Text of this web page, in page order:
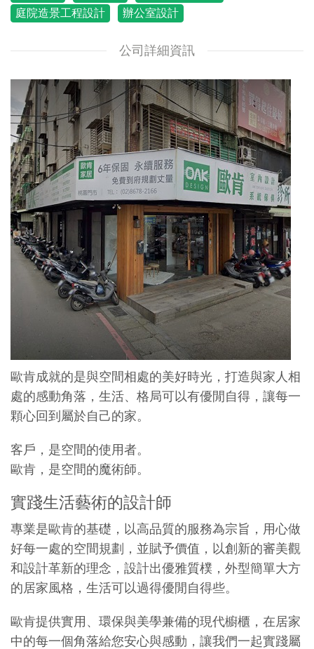
庭院造景工程設計
辦公室設計
公司詳細資訊
歐肯成就的是與空間相處的美好時光，打造與家人相
處的感動角落，生活、格局可以有優閒自得，讓每一
顆心回到屬於自己的家。
客戶，是空間的使用者。
歐肯，是空間的魔術師。
實踐生活藝術的設計師
專業是歐肯的基礎，以高品質的服務為宗旨，用心做
好每一處的空間規劃，並賦予價值，以創新的審美觀
和設計革新的理念，設計出優雅質樸，外型簡單大方
的居家風格，生活可以過得優閒自得些。
歐肯提供實用、環保與美學兼備的現代櫥櫃，在居家
中的每一個角落給您安心與感動，讓我們一起實踐屬